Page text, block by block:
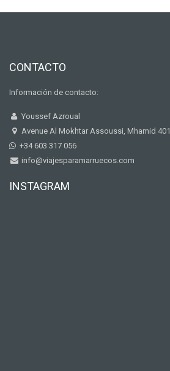
CONTACTO
Información de contacto:
Youssef Azroual
Avenue Al Mokhtar Assoussi, Mhamid
+34 603 317 056
info@viajesparamarruecos.com
INSTAGRAM